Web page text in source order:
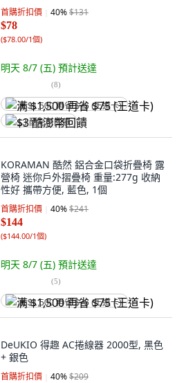
首購折扣價 40%$131
$78
($78.00/1個)
明天 8/7 (五) 預計送達
(8)
满 $1,500 再省 $75 (王道卡)
$3 酷澎幣回饋
KORAMAN 酷然 鋁合金口袋折疊椅 露
營椅 迷你戶外摺疊椅 重量:277g 收納
性好 攜帶方便, 藍色, 1個
首購折扣價 40%$241
$144
($144.00/1個)
明天 8/7 (五) 預計送達
(5)
满 $1,500 再省 $75 (王道卡)
DeUKIO 得趣 AC捲線器 2000型, 黑色
+ 銀色
首購折扣價 40%$209